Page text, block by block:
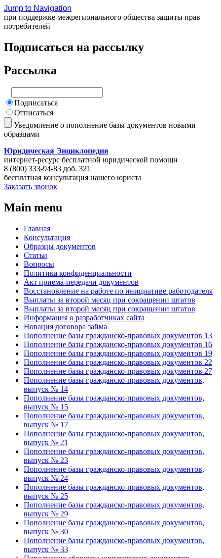
Jump to Navigation
при поддержке межрегионального общества защиты прав
потребителей
Подписаться на рассылку
Рассылка
Подписаться
Отписаться
Уведомление о пополнение базы документов новыми
образцами
Юридическая Энциклопедия
интернет-ресурс бесплатной юридической помощи
8 (800) 333-94-83 доб. 321
бесплатная консультация нашего юриста
Заказать звонок
Main menu
Главная
Консультация
Образцы документов
Статьи
Вопросы
Политика конфиденциальности
Акт приема-передачи документов
Восстановление на работе по инициативе работодателя
Выплаты за второй месяц при сокращении штатов
Выплаты за второй месяц при сокращении штатов
Информация о разработчиках сайта
Новация договора займа
Пополнение базы гражданско-правовых документов 13
Пополнение базы гражданско-правовых документов 16
Пополнение базы гражданско-правовых документов 19
Пополнение базы гражданско-правовых документов 22
Пополнение базы гражданско-правовых документов 27
Пополнение базы гражданско-правовых документов,
выпуск № 14
Пополнение базы гражданско-правовых документов,
выпуск № 15
Пополнение базы гражданско-правовых документов,
выпуск № 17
Пополнение базы гражданско-правовых документов,
выпуск № 21
Пополнение базы гражданско-правовых документов,
выпуск № 23
Пополнение базы гражданско-правовых документов,
выпуск № 24
Пополнение базы гражданско-правовых документов,
выпуск № 25
Пополнение базы гражданско-правовых документов,
выпуск № 29
Пополнение базы гражданско-правовых документов,
выпуск № 30
Пополнение базы гражданско-правовых документов,
выпуск № 33